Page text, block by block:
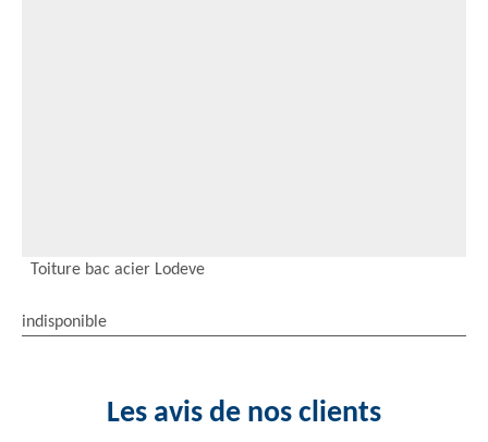
Toiture bac acier Lodeve
indisponible
Les avis de nos clients